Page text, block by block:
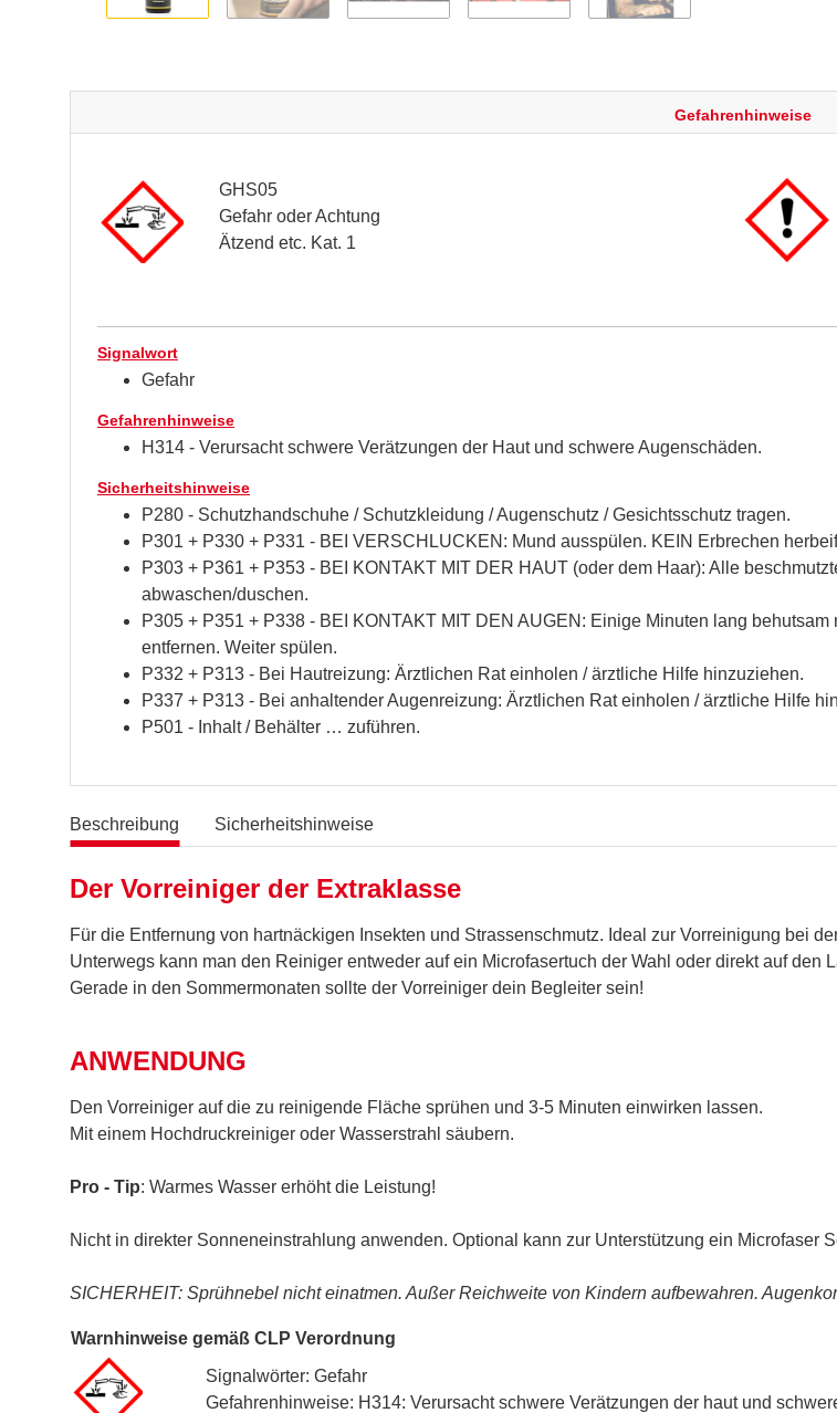
Gefahrenhinweise
GHS05
Gefahr oder Achtung
Ätzend etc. Kat. 1
Signalwort
Gefahr
Gefahrenhinweise
H314 - Verursacht schwere Verätzungen der Haut und schwere Augenschäden.
Sicherheitshinweise
P280 - Schutzhandschuhe / Schutzkleidung / Augenschutz / Gesichtsschutz tragen.
P301 + P330 + P331 - BEI VERSCHLUCKEN: Mund ausspülen. KEIN Erbrechen
P303 + P361 + P353 - BEI KONTAKT MIT DER HAUT (oder dem Haar): Alle
abwaschen/duschen.
P305 + P351 + P338 - BEI KONTAKT MIT DEN AUGEN: Einige Minuten lang
entfernen. Weiter spülen.
P332 + P313 - Bei Hautreizung: Ärztlichen Rat einholen / ärztliche Hilfe hinzuziehen.
P337 + P313 - Bei anhaltender Augenreizung: Ärztlichen Rat einholen / ärztliche Hilfe
P501 - Inhalt / Behälter … zuführen.
Beschreibung Sicherheitshinweise
Der Vorreiniger der Extraklasse
Für die Entfernung von hartnäckigen Insekten und Strassenschmutz. Ideal zur Vorreinigung bei
Unterwegs kann man den Reiniger entweder auf ein Microfasertuch der Wahl oder direkt auf den
Gerade in den Sommermonaten sollte der Vorreiniger dein Begleiter sein!
ANWENDUNG
Den Vorreiniger auf die zu reinigende Fläche sprühen und 3-5 Minuten einwirken lassen.
Mit einem Hochdruckreiniger oder Wasserstrahl säubern.
Pro - Tip: Warmes Wasser erhöht die Leistung!
Nicht in direkter Sonneneinstrahlung anwenden. Optional kann zur Unterstützung ein Microfaser
SICHERHEIT: Sprühnebel nicht einatmen. Außer Reichweite von Kindern aufbewahren.
Warnhinweise gemäß CLP Verordnung
Signalwörter: Gefahr
Gefahrenhinweise: H314: Verursacht schwere Verätzungen der haut und